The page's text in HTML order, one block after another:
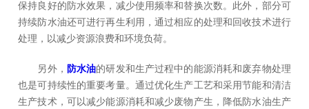
保持良好的防水效果，减少使用频率和替换次数。此外，部分可
持续防水油还可进行再生利用，通过相应的处理和回收技术进行
处理，以减少资源浪费和环境负荷。
另外， 防水油的研发和生产过程中的能源消耗和废弃物处理
也是可持续性的重要考量。通过优化生产工艺和采用节能和清洁
生产技术，可以减少能源消耗和减少废物产生，降低防水油生产